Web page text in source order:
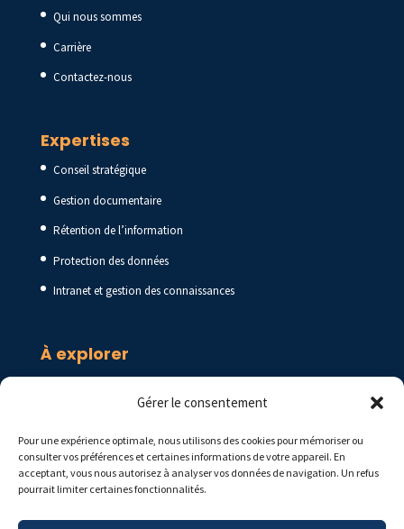
Gérer le consentement
Pour une expérience optimale, nous utilisons des cookies pour mémoriser ou
consulter vos préférences et certaines informations de votre appareil. En
acceptant, vous nous autorisez à analyser vos données de navigation. Un refus
pourrait limiter certaines fonctionnalités.
Qui nous sommes
Carrière
Contactez-nous
Expertises
Conseil stratégique
Gestion documentaire
Rétention de l’information
Protection des données
Intranet et gestion des connaissances
À explorer
Foire aux questions